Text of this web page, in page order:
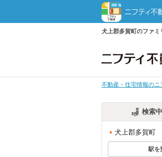
犬上郡多賀町のファミ
不動産・住宅情報のニ
検索
犬上郡多賀町
駅を